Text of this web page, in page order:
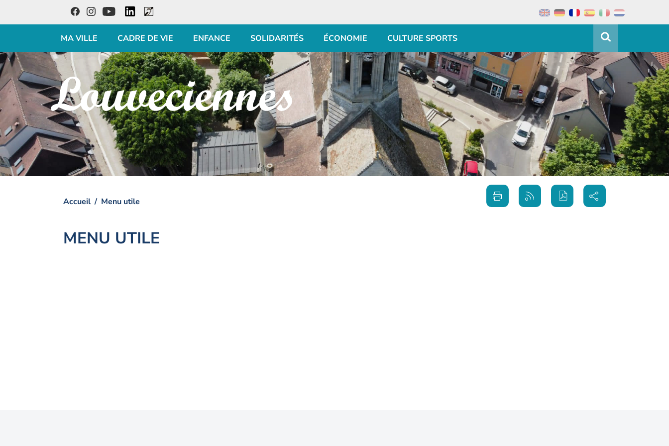
FacebookInstagramYoutube LinkedInAccessibilité
MA VILLE CADRE DE VIE ENFANCE SOLIDARITÉS ÉCONOMIE CULTURE SPORTS
Visiter la page accueil du site de Louveciennes
Accueil Menu utile
Imprimer
cette
page
Générer
le flux
RSS
Partager
sur les
réseaux
sociaux
MENU UTILE